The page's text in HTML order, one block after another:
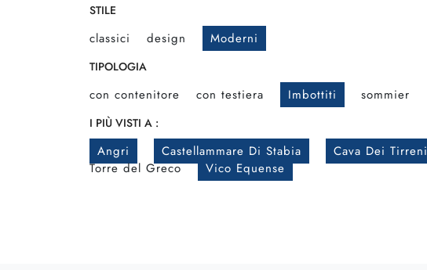
STILE
classici design Moderni
TIPOLOGIA
con contenitore con testiera Imbottiti sommier
I PIÙ VISTI A :
Angri Castellammare Di Stabia Cava Dei Tirreni
Torre del Greco
Vico Equense